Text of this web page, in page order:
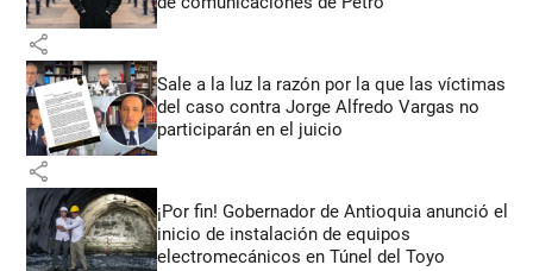
share
Sale a la luz la razón por la que las víctimas
del caso contra Jorge Alfredo Vargas no
participarán en el juicio
share
¡Por fin! Gobernador de Antioquia anunció el
inicio de instalación de equipos
electromecánicos en Túnel del Toyo